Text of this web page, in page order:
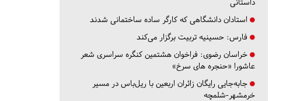
استادان دانشگاهی که کارگر ساده ساختمانی شدند
فارس: حسینیه تربیت برگزار می‌کند
خراسان رضوی: فراخوان هشتمین کنگره سراسری شعر
عاشورا «حنجره های سرخ»
جابه‌جایی رایگان زائران اربعین با ریل‌باس در مسیر
خرمشهر-شلمچه